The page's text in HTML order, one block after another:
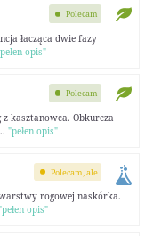
łacząca dwie fazy
opis"
Polecam
kasztanowca. Obkurcza
"pełen opis"
Polecam
rogowej naskórka.
opis"
Polecam, ale